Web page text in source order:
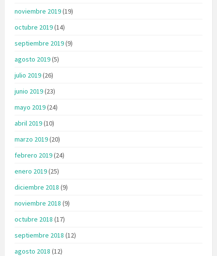
noviembre 2019(19)
octubre 2019(14)
septiembre 2019(9)
agosto 2019(5)
julio 2019(26)
junio 2019(23)
mayo 2019(24)
abril 2019(10)
marzo 2019(20)
febrero 2019(24)
enero 2019(25)
diciembre 2018 (9)
noviembre 2018 (9)
octubre 2018 (17)
septiembre 2018 (12)
agosto 2018 (12)